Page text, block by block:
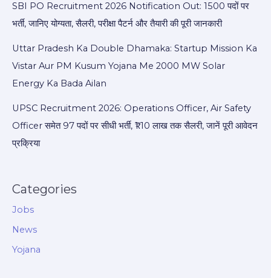
SBI PO Recruitment 2026 Notification Out: 1500 पदों पर
भर्ती, जानिए योग्यता, सैलरी, परीक्षा पैटर्न और तैयारी की पूरी जानकारी
Uttar Pradesh Ka Double Dhamaka: Startup Mission Ka
Vistar Aur PM Kusum Yojana Me 2000 MW Solar
Energy Ka Bada Ailan
UPSC Recruitment 2026: Operations Officer, Air Safety
Officer समेत 97 पदों पर सीधी भर्ती, ₹1.10 लाख तक सैलरी, जानें पूरी आवेदन
प्रक्रिया
Categories
Jobs
News
Yojana